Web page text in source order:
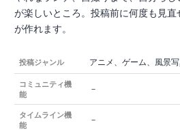
が楽しいところ。投稿前に何度も見
が作れます。
投稿ジャンル アニメ、ゲーム、風景
コミュニティ機
能
－
タイムライン機
能
－